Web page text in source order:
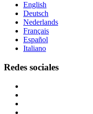
English
Deutsch
Nederlands
Français
Español
Italiano
Redes sociales